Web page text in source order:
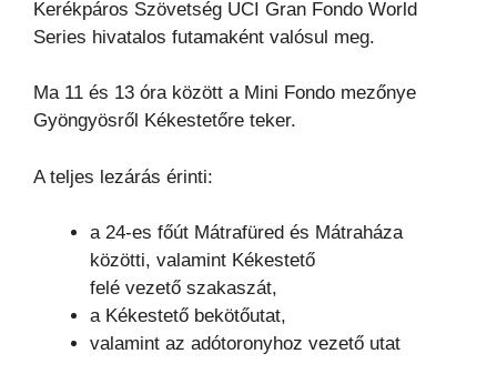
Kerékpáros Szövetség UCI Gran Fondo World
Series hivatalos futamaként valósul meg.
Ma 11 és 13 óra között a Mini Fondo mezőnye
Gyöngyösről Kékestetőre teker.
A teljes lezárás érinti:
a 24-es főút Mátrafüred és Mátraháza
közötti, valamint Kékestető
felé vezető szakaszát,
a Kékestető bekötőutat,
valamint az adótoronyhoz vezető utat